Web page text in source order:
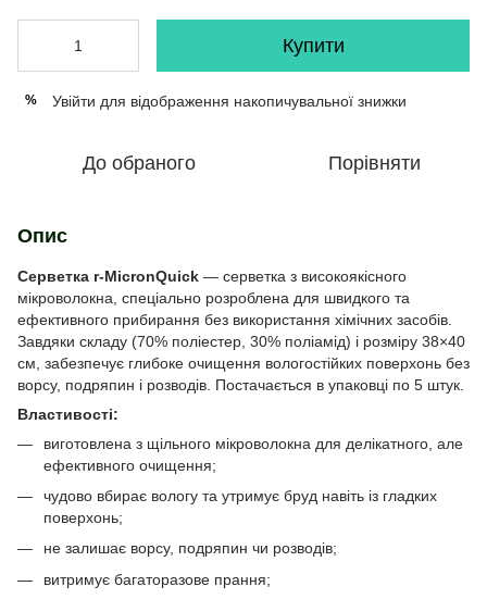
Купити
% Увійти для відображення накопичувальної знижки
До обраного Порівняти
Опис
Серветка r-MicronQuick — серветка з високоякісного
мікроволокна, спеціально розроблена для швидкого та
ефективного прибирання без використання хімічних засобів.
Завдяки складу (70% поліестер, 30% поліамід) і розміру 38×40
см, забезпечує глибоке очищення вологостійких поверхонь без
ворсу, подряпин і розводів. Постачається в упаковці по 5 штук.
Властивості:
виготовлена з щільного мікроволокна для делікатного, але
ефективного очищення;
чудово вбирає вологу та утримує бруд навіть із гладких
поверхонь;
не залишає ворсу, подряпин чи розводів;
витримує багаторазове прання;